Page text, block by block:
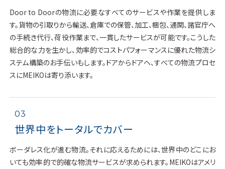
Door to Doorの物流に必要なすべてのサービスや作業を提供しま
す。貨物の引取りから輸送、倉庫での保管、加工、梱包、通関、諸官庁へ
の手続き代行、荷役作業まで、一貫したサービスが可能です。こうした
総合的な力を生かし、効率的でコストパフォーマンスに優れた物流シ
ステム構築のお手伝いもします。ドアからドアヘ、すべての物流プロセ
スにMEIKOは寄り添います。
03
世界中をトータルでカバー
ボーダレス化が進む物流。それに応えるためには、世界中のどこにお
いても効率的で的確な物流サービスが求められます。MEIKOはアメリ